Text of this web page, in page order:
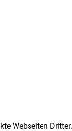
Webseiten Dritter.